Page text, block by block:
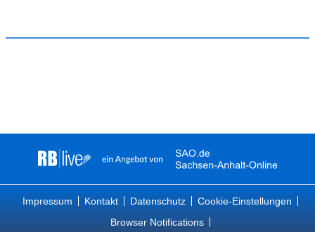
Impressum Kontakt Datenschutz
Cookie-Einstellungen
Browser Notifications